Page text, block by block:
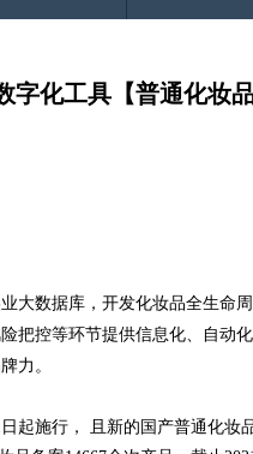
字化工具【普通化妆
大数据库，开发化妆品全生命
把控等环节提供信息化、自动
力。
日起施行， 且新的国产普通化妆